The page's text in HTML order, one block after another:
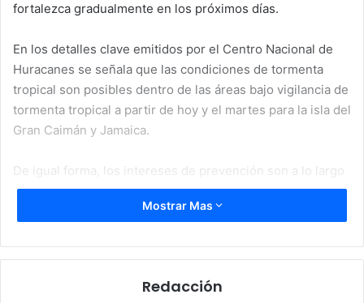
fortalezca gradualmente en los próximos días.
En los detalles clave emitidos por el Centro Nacional de
Huracanes se señala que las condiciones de tormenta
tropical son posibles dentro de las áreas bajo vigilancia de
tormenta tropical a partir de hoy y el martes para la isla del
Gran Caimán y Jamaica.
De igual forma, los intereses de prevención son a lo largo
de la costa de América Central especialmente cerca de
Belice y la Península de Yucatán en México, por lo que en
sistema que requiere vigilancia y avisos adicionales para
Mostrar Mas
Redacción